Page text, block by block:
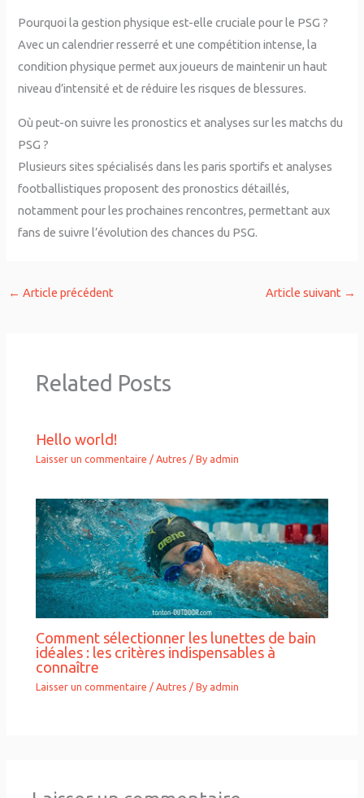
Pourquoi la gestion physique est-elle cruciale pour le PSG ?
Avec un calendrier resserré et une compétition intense, la
condition physique permet aux joueurs de maintenir un haut
niveau d’intensité et de réduire les risques de blessures.
Où peut-on suivre les pronostics et analyses sur les matchs du
PSG ?
Plusieurs sites spécialisés dans les paris sportifs et analyses
footballistiques proposent des pronostics détaillés,
notamment pour les prochaines rencontres, permettant aux
fans de suivre l’évolution des chances du PSG.
← Article précédent Article suivant →
Related Posts
Hello world!
Laisser un commentaire /Autres / By admin
Comment sélectionner les lunettes de bain
idéales : les critères indispensables à
connaître
Laisser un commentaire /Autres / By admin